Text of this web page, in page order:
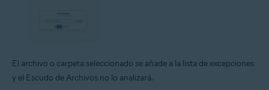
El archivo o carpeta seleccionado se añade a la lista de excepciones
y el Escudo de Archivos no lo analizará.